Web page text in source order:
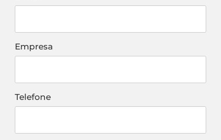
Empresa
Telefone